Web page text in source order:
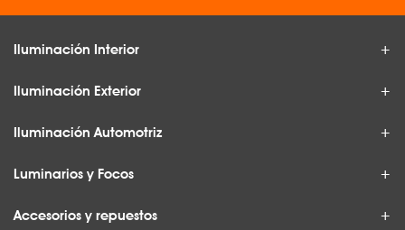
Iluminación Interior
Iluminación Exterior
Iluminación Automotriz
Luminarios y Focos
Accesorios y repuestos